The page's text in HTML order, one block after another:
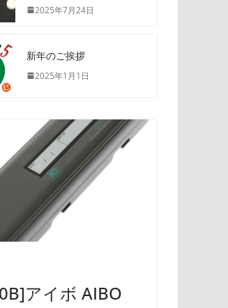
2025年7月24日
新年のご挨拶
2025年1月1日
アイボ AIBO